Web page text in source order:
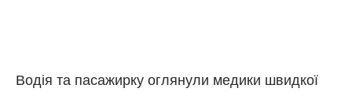
Водія та пасажирку оглянули медики швидкої